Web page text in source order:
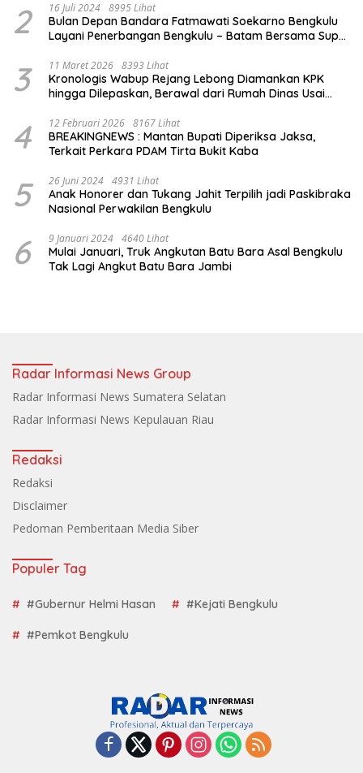
2 16 Juli 2024 8995 Lihat
Bulan Depan Bandara Fatmawati Soekarno Bengkulu
Layani Penerbangan Bengkulu – Batam Bersama Super
3 11 Maret 2026 8393 Lihat
Kronologis Wabup Rejang Lebong Diamankan KPK
hingga Dilepaskan, Berawal dari Rumah Dinas Usai
4 12 Februari 2026 8167 Lihat
BREAKINGNEWS : Mantan Bupati Diperiksa Jaksa,
Terkait Perkara PDAM Tirta Bukit Kaba
5 26 Juni 2024 4931 Lihat
Anak Honorer dan Tukang Jahit Terpilih jadi Paskibraka
Nasional Perwakilan Bengkulu
6 9 Januari 2024 4640 Lihat
Mulai Januari, Truk Angkutan Batu Bara Asal Bengkulu
Tak Lagi Angkut Batu Bara Jambi
Radar Informasi News Group
Radar Informasi News Sumatera Selatan
Radar Informasi News Kepulauan Riau
Redaksi
Redaksi
Disclaimer
Pedoman Pemberitaan Media Siber
Populer Tag
#Gubernur Helmi Hasan #Kejati Bengkulu
#Pemkot Bengkulu